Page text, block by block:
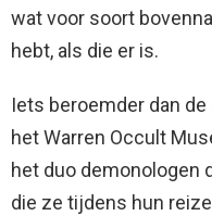
wat voor soort
hebt, als die er is.
Iets beroemder dan
het Warren Occult
het duo demonologen
die ze tijdens hun